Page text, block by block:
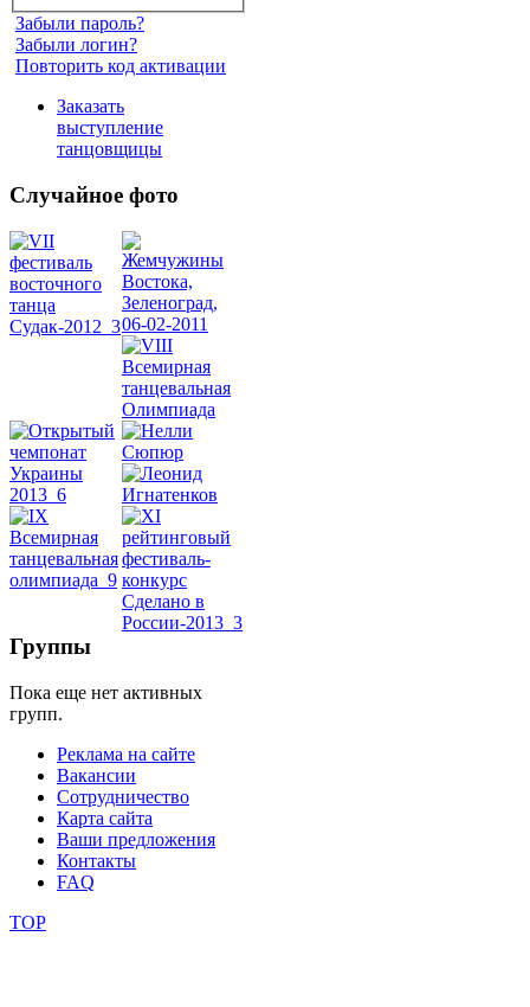
Забыли пароль?
Забыли логин?
Повторить код активации
Заказать
выступление
танцовщицы
Случайное фото
фестивали
Группы
Пока еще нет активных
групп.
Реклама на сайте
Вакансии
Сотрудничество
Карта сайта
Ваши предложения
Контакты
FAQ
TOP